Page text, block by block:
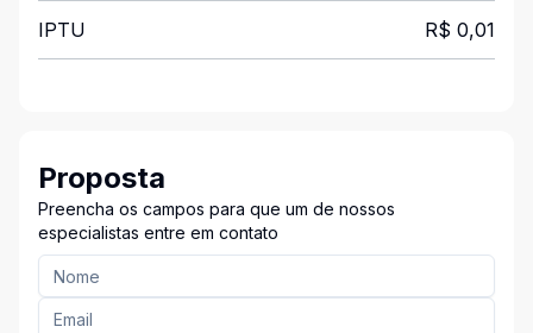
IPTU R$ 0,01
Proposta
Preencha os campos para que um de nossos
especialistas entre em contato